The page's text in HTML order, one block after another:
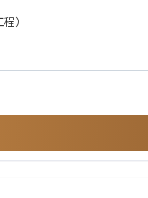
テムと連携しながら確実に
上
り機能開発
）
の経験・スキルをお持ちの方
キュリティ関連の基礎知識
ビュー／リファクタリング